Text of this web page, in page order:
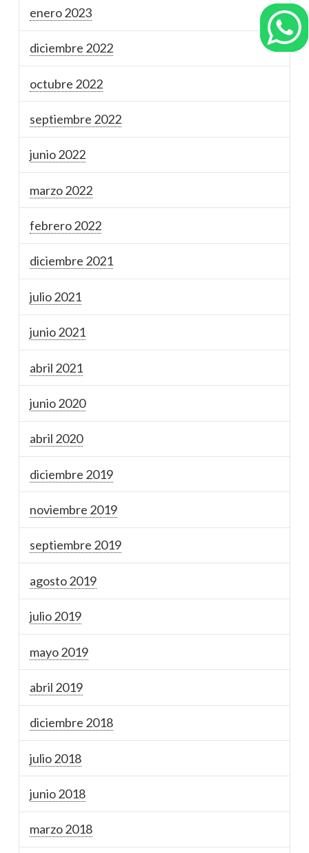
enero 2023
diciembre 2022
octubre 2022
septiembre 2022
junio 2022
marzo 2022
febrero 2022
diciembre 2021
julio 2021
junio 2021
abril 2021
junio 2020
abril 2020
diciembre 2019
noviembre 2019
septiembre 2019
agosto 2019
julio 2019
mayo 2019
abril 2019
diciembre 2018
julio 2018
junio 2018
marzo 2018